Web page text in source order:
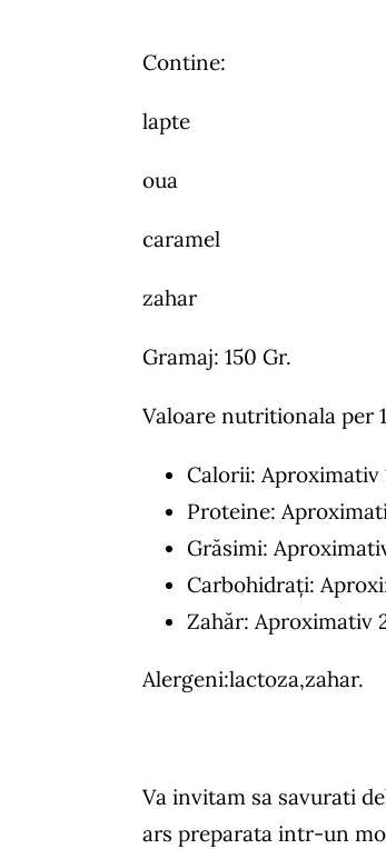
Contine:
lapte
oua
caramel
zahar
Gramaj: 150 Gr.
Valoare nutritionala per
Calorii: Aproximativ
Proteine:
Grăsimi:
Carbohidrați:
Zahăr: Aproximativ
Alergeni:lactoza,zahar.
Va invitam sa savurati
ars preparata intr-un